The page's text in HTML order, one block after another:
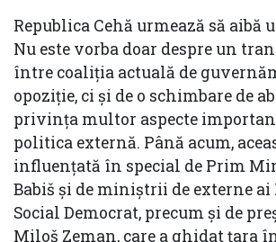
Republica Cehă urmează să aibă
Nu este vorba doar despre un
între coaliția actuală de
opoziție, ci și de o schimbare de
privința multor aspecte
politica externă. Până acum,
influențată în special de Prim
Babiš și de miniștrii de externe
Social Democrat, precum și de
Miloš Zeman, care a ghidat țara